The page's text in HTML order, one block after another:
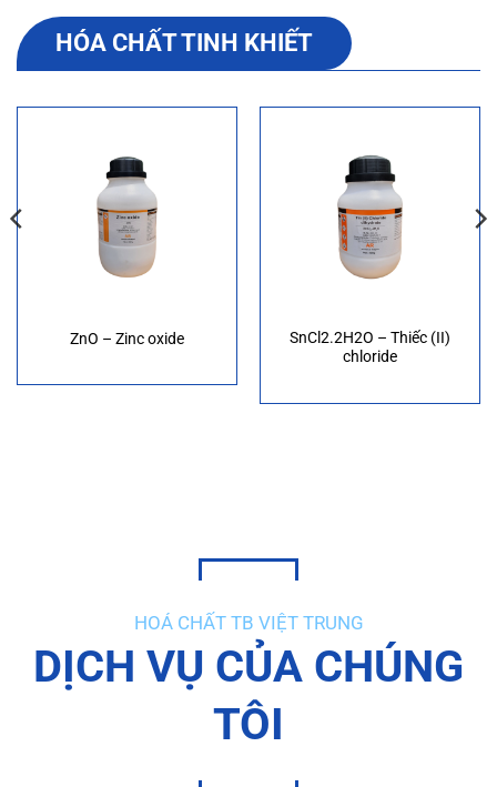
HÓA CHẤT TINH KHIẾT
ZnO – Zinc oxide
SnCl2.2H2O – Thiếc (II)
chloride
HOÁ CHẤT TB VIỆT TRUNG
DỊCH VỤ CỦA CHÚNG
TÔI